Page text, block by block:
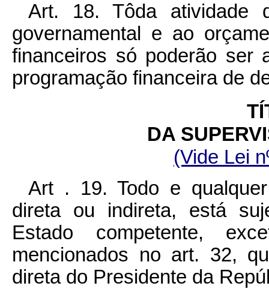
Art. 18. Tôda atividade
governamental e ao
financeiros só poderão ser
programação financeira de
DA
(Vide Lei
Art . 19. Todo e
direta ou indireta, está
Estado competente,
mencionados no art. 32,
direta do Presidente da